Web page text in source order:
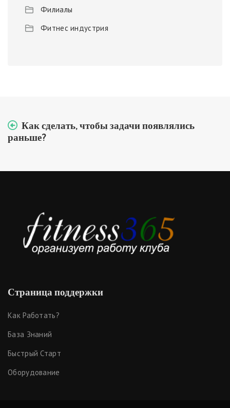
Филиалы
Фитнес индустрия
Как сделать, чтобы задачи появлялись
раньше?
Страница поддержки
Как Работать?
База Знаний
Быстрый Старт
Оборудование